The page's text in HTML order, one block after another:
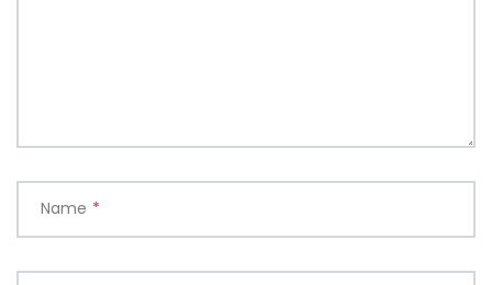
Name *